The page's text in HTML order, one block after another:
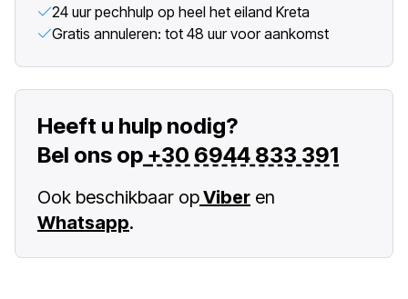
24 uur pechhulp op heel het eiland Kreta
Gratis annuleren: tot 48 uur voor aankomst
Heeft u hulp nodig?
Bel ons op +30 6944 833 391
Ook beschikbaar opViber en
Whatsapp.